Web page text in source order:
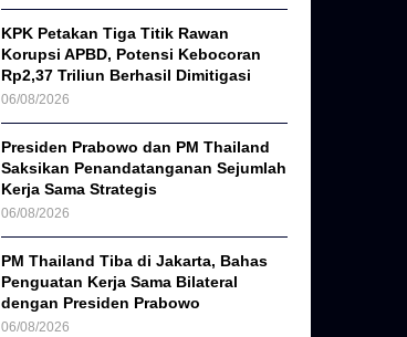
KPK Petakan Tiga Titik Rawan
Korupsi APBD, Potensi Kebocoran
Rp2,37 Triliun Berhasil Dimitigasi
06/08/2026
Presiden Prabowo dan PM Thailand
Saksikan Penandatanganan Sejumlah
Kerja Sama Strategis
06/08/2026
PM Thailand Tiba di Jakarta, Bahas
Penguatan Kerja Sama Bilateral
dengan Presiden Prabowo
06/08/2026